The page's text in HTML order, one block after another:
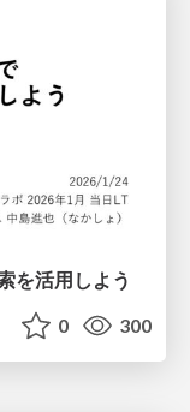
を活用しよう
0 300